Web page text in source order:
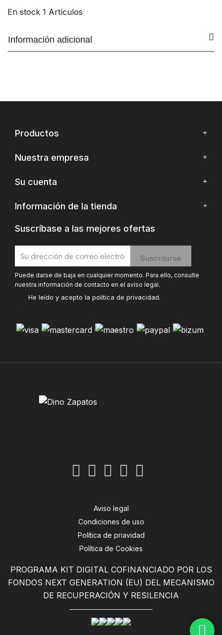
En stock 1 Artículos
Información adicional
Productos
Nuestra empresa
Su cuenta
Información de la tienda
Suscríbase a las mejores ofertas
Puede darse de baja en cualquier momento. Para ello, consulte
nuestra información de contacto en el aviso legal.
He leído y acepto la política de privacidad.
Aviso legal
Condiciones de uso
Política de priavidad
Política de Cookies
PROGRAMA KIT DIGITAL COFINANCIADO POR LOS
FONDOS NEXT GENERATION (EU) DEL MECANISMO
DE RECUPERACIÓN Y RESILENCIA